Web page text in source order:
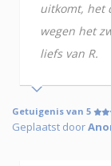
uitkomt, het
wegen het
liefs van R.
Getuigenis van 5
Geplaatst door